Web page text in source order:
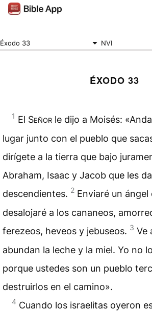
Éxodo 33 NVI
ÉXODO 33
1 El Señor le dijo a Moisés:
lugar junto con el pueblo que
dirígete a la tierra que bajo
Abraham, Isaac y Jacob que les
descendientes. 2 Enviaré un
desalojaré a los cananeos,
ferezeos, heveos y jebuseos. 3 Ve
abundan la leche y la miel. Yo no
porque ustedes son un pueblo
destruirlos en el camino».
4 Cuando los israelitas oyeron